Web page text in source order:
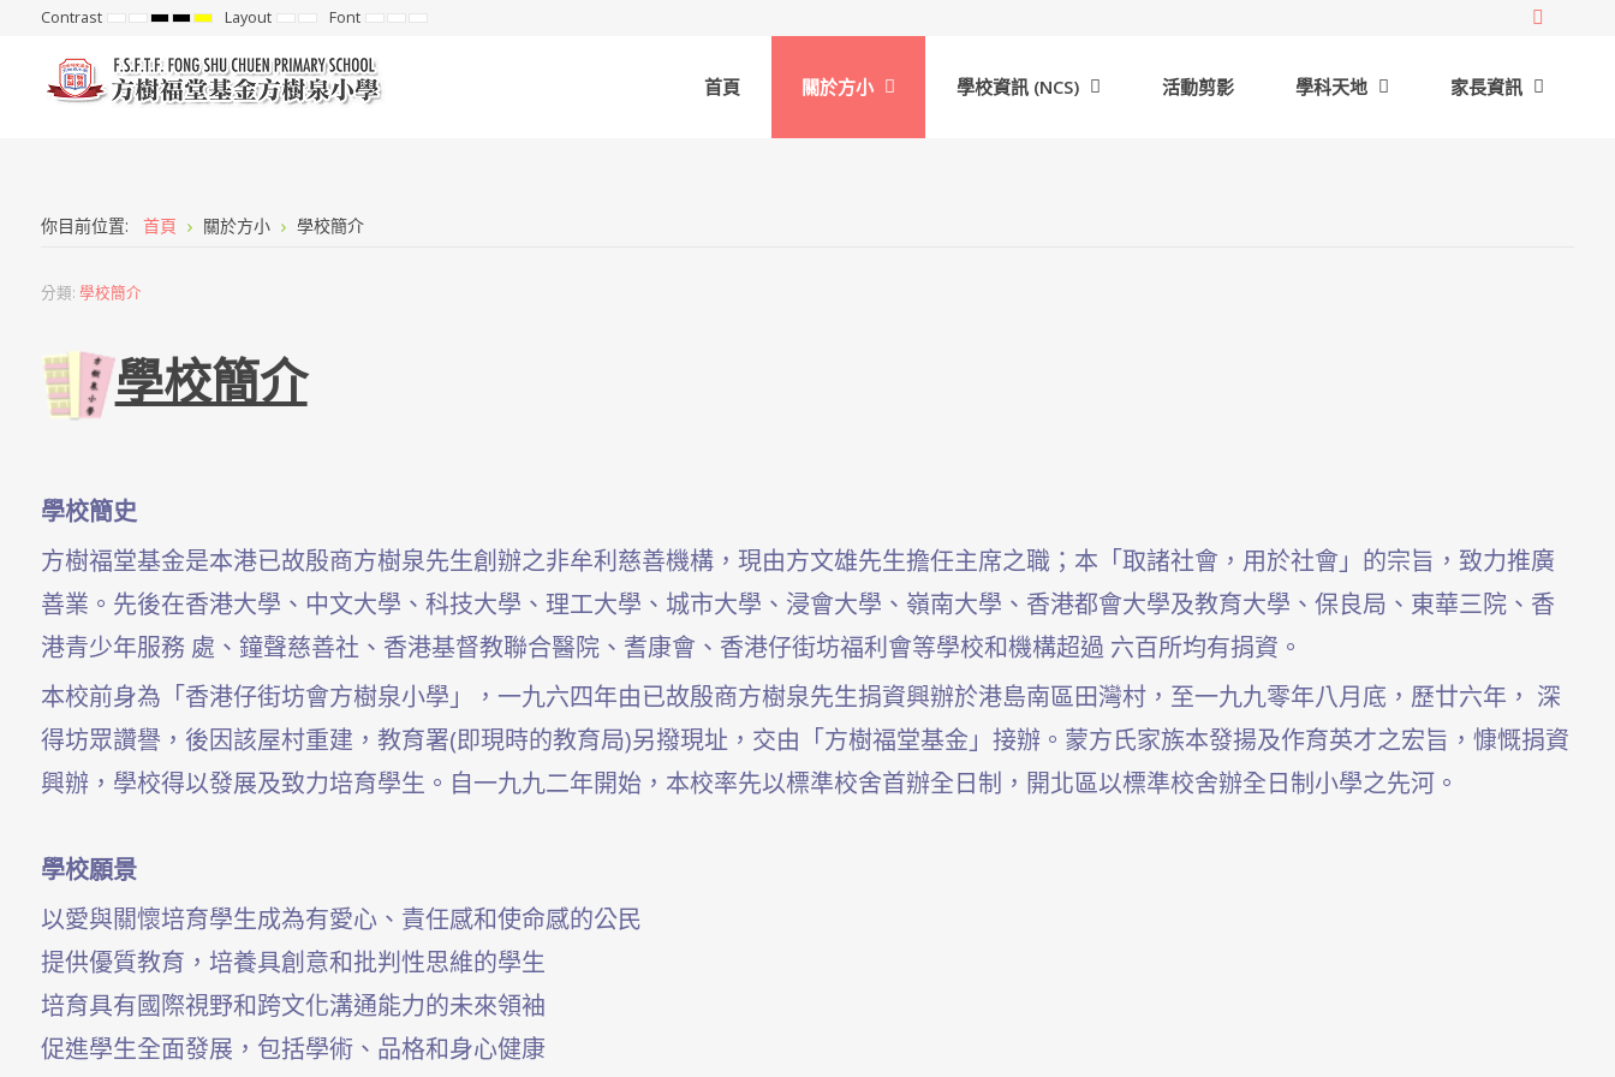
Contrast Default
NightHigh
White
mode
High
Yellow
mode
High
Black
mode
Layout FixedWideFont SetSetSet
首頁 關於方小 學校資訊 (NCS) 活動剪影 學科天地 家長資訊
你目前位置: 首頁 關於方小 學校簡介
分類: 學校簡介
學校簡介
學校簡史
方樹福堂基金是本港已故殷商方樹泉先生創辦之非牟利慈善機構，現由方文雄先生擔任主席之職；本「取諸社會，用於社會」的宗旨，致力推廣
善業。先後在香港大學、中文大學、科技大學、理工大學、城市大學、浸會大學、嶺南大學、香港都會大學及教育大學、保良局、東華三院、香
港青少年服務 處、鐘聲慈善社、香港基督教聯合醫院、耆康會、香港仔街坊福利會等學校和機構超過 六百所均有捐資。
本校前身為「香港仔街坊會方樹泉小學」，一九六四年由已故殷商方樹泉先生捐資興辦於港島南區田灣村，至一九九零年八月底，歷廿六年， 深
得坊眾讚譽，後因該屋村重建，教育署(即現時的教育局)另撥現址，交由「方樹福堂基金」接辦。蒙方氏家族本發揚及作育英才之宏旨，慷慨捐資
興辦，學校得以發展及致力培育學生。自一九九二年開始，本校率先以標準校舍首辦全日制，開北區以標準校舍辦全日制小學之先河。
學校願景
以愛與關懷培育學生成為有愛心、責任感和使命感的公民
提供優質教育，培養具創意和批判性思維的學生
培育具有國際視野和跨文化溝通能力的未來領袖
促進學生全面發展，包括學術、品格和身心健康